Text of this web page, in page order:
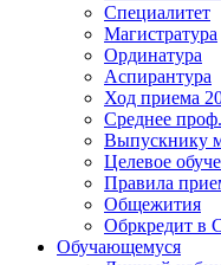
Специалитет
Магистратура
Ординатура
Аспирантура
Ход приема
Среднее
Выпускнику
Целевое
Правила
Общежития
Обркредит в
Обучающемуся